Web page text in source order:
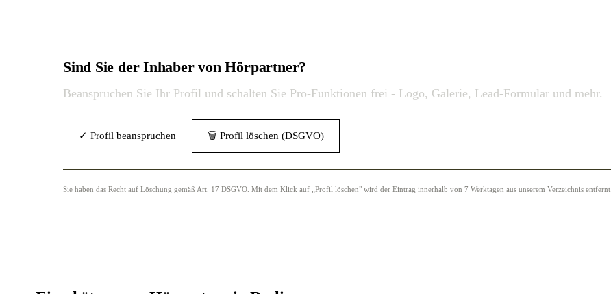
Sind Sie der Inhaber von Hörpartner?
Beanspruchen Sie Ihr Profil und schalten Sie Pro-Funktionen frei - Logo, Galerie, Lead-Formular und mehr.
✓ Profil beanspruchen 🗑 Profil löschen (DSGVO)
Sie haben das Recht auf Löschung gemäß Art. 17 DSGVO. Mit dem Klick auf „Profil löschen" wird der Eintrag innerhalb von 7 Werktagen aus unserem Verzeichnis entfernt.